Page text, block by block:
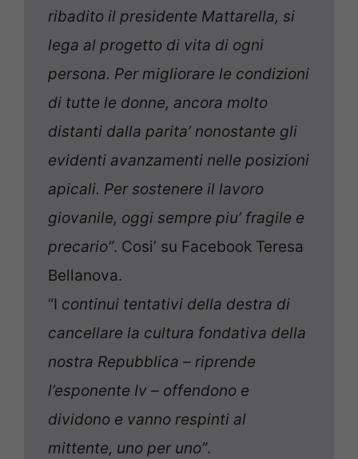
ribadito il presidente Mattarella, si
lega al progetto di vita di ogni
persona. Per migliorare le condizioni
di tutte le donne, ancora molto
distanti dalla parita’ nonostante gli
evidenti avanzamenti nelle posizioni
apicali. Per sostenere il lavoro
giovanile, oggi sempre piu’ fragile e
precario”. Cosi’ su Facebook Teresa
Bellanova.
“I continui tentativi della destra di
cancellare la cultura fondativa della
nostra Repubblica – riprende
l’esponente Iv – offendono e
dividono e vanno respinti al
mittente, uno per uno”.